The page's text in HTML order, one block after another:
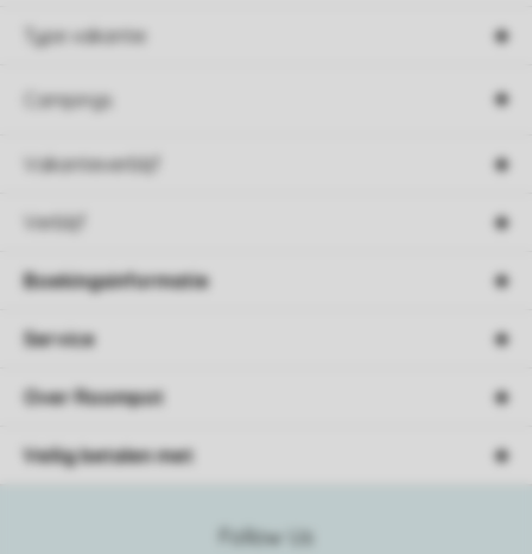
Type vakantie
Campings
Vakantieverblijf
Verblijf
Follow Us
Boekingsinformatie
Service
Over Roompot
Veilig betalen met